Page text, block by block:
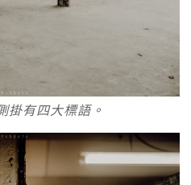
掛有四大標語。